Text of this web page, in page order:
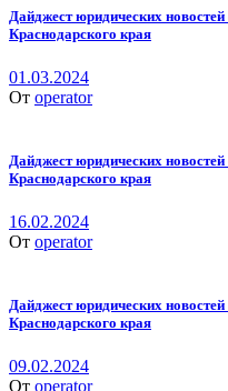
Дайджест юридических
Краснодарского края
01.03.2024
От operator
Дайджест юридических
Краснодарского края
16.02.2024
От operator
Дайджест юридических
Краснодарского края
09.02.2024
От operator